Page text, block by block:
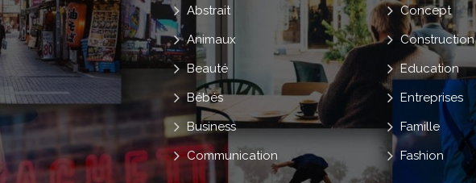
Abstrait
Animaux
Beauté
Bébés
Business
Communication
Concept
Construction
Education
Entreprises
Famille
Fashion